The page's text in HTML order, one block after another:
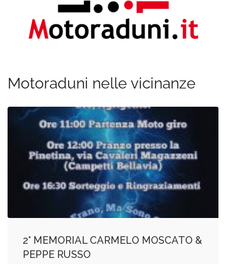
Motoraduni nelle vicinanze
2° MEMORIAL CARMELO MOSCATO &
PEPPE RUSSO